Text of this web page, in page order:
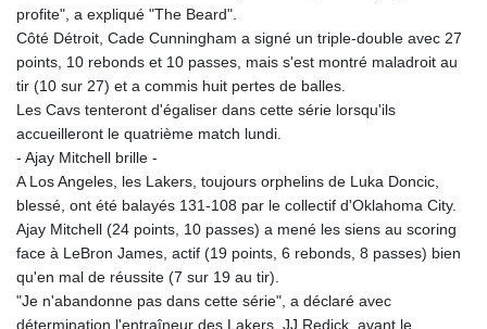
profite", a expliqué "The Beard".
Côté Détroit, Cade Cunningham a signé un triple-double avec 27
points, 10 rebonds et 10 passes, mais s'est montré maladroit au
tir (10 sur 27) et a commis huit pertes de balles.
Les Cavs tenteront d'égaliser dans cette série lorsqu'ils
accueilleront le quatrième match lundi.
- Ajay Mitchell brille -
A Los Angeles, les Lakers, toujours orphelins de Luka Doncic,
blessé, ont été balayés 131-108 par le collectif d'Oklahoma City.
Ajay Mitchell (24 points, 10 passes) a mené les siens au scoring
face à LeBron James, actif (19 points, 6 rebonds, 8 passes) bien
qu'en mal de réussite (7 sur 19 au tir).
"Je n'abandonne pas dans cette série", a déclaré avec
détermination l'entraîneur des Lakers, JJ Redick, avant le